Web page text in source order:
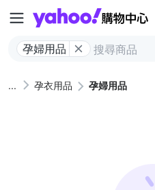
孕婦用品
孕衣用品 孕婦用品